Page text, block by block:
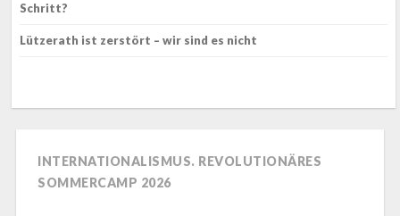
Schritt?
Lützerath ist zerstört – wir sind es nicht
INTERNATIONALISMUS. REVOLUTIONÄRES
SOMMERCAMP 2026